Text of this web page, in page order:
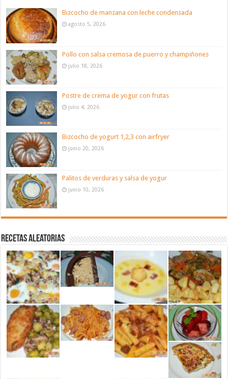
Bizcocho de manzana con leche condensada
agosto 5, 2026
Pollo con salsa cremosa de puerro y champiñones
julio 18, 2026
Postre de crema de yogur con frutas
julio 4, 2026
Bizcocho de yogurt 1,2,3 con airfryer
junio 20, 2026
Palitos de verduras y salsa de yogur
junio 10, 2026
Recetas aleatorias